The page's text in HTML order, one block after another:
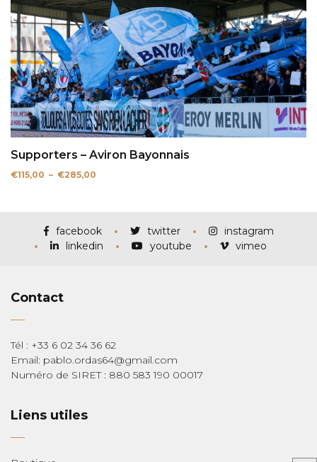
Supporters – Aviron Bayonnais
€115,00 – €285,00
€285,00
facebook twitter
instagram
linkedin
youtube vimeo
Contact
Tél : +33 6 02 34 36 62
Email: pablo.ordas64@gmail.com
Numéro de SIRET : 880 583 190 00017
Liens utiles